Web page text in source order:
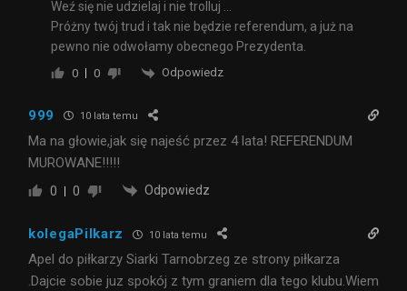
Weź się nie udzielaj i nie trolluj …
Próżny twój trud i tak nie będzie referendum, a już na
pewno nie odwołamy obecnego Prezydenta.
0 0 Odpowiedz
999 10 lata temu
Ma na głowie,jak się najeść przez 4 lata! REFERENDUM
MUROWANE!!!!!
0 0 Odpowiedz
kolegaPilkarz 10 lata temu
Apel do piłkarzy Siarki Tarnobrzeg ze strony piłkarza
.Dajcie sobie juz spokój z tym graniem dla tego klubu.Wiem